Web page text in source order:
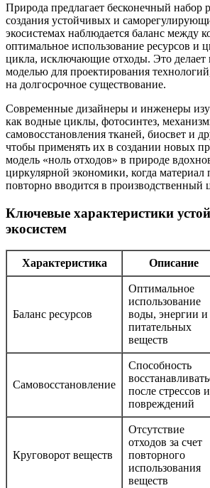
Природа предлагает бесконечный набор
создания устойчивых и
экосистемах наблюдается баланс между
оптимальное использование ресурсов и
цикла, исключающие отходы. Это делает
моделью для проектирования
на долгосрочное существование.
Современные дизайнеры и инженеры
как водные циклы, фотосинтез,
самовосстановления тканей, биосвет и
чтобы применять их в создании новых
модель «ноль отходов» в природе
циркулярной экономики, когда материал
повторно вводится в производственный
Ключевые характеристики
экосистем
Характеристика Описание
Баланс ресурсов
Оптимальное
использование
воды, энергии и
питательных
веществ
Самовосстановление
Способность
после стрессов и
повреждений
Круговорот веществ
Отсутствие
отходов за счет
повторного
использования
веществ